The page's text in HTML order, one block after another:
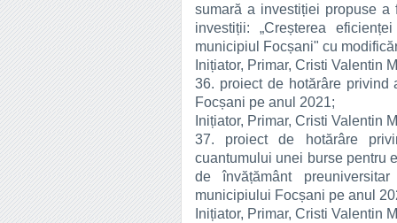
sumară a investiției propuse
investiții: „Creșterea
municipiul Focșani" cu
Inițiator, Primar, Cristi Valentin
36. proiect de hotărâre privind
Focșani pe anul 2021;
Inițiator, Primar, Cristi Valentin
37. proiect de hotărâre
cuantumului unei burse pentru
de învățământ
municipiului Focșani pe anul
Inițiator, Primar, Cristi Valentin